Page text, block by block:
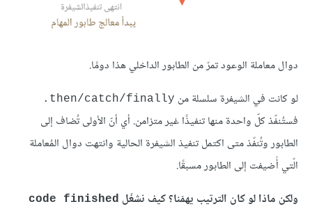
دوال معاملة الوعود تمرّ من الطابور الداخلي هذا دومًا.
لو كانت في الشيفرة سلسلة من ‎.then/catch/finally
فستُنفّذ كلّ واحدة منها تنفيذًا غير متزامن. أي أنّ الأولى تُضاف إلى
الطابور وتُنفّذ متى اكتمل تنفيذ الشيفرة الحالية وانتهت دوال المُعاملة
الّتي أُضيفت إلى الطابور مسبقًا.
ولكن ماذا لو كان الترتيب يهمّنا؟ كيف نشغّل code finished